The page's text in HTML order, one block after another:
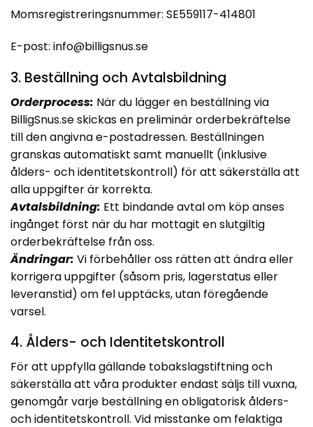
Momsregistreringsnummer: SE559117-414801
E-post: info@billigsnus.se
3. Beställning och Avtalsbildning
Orderprocess: När du lägger en beställning via
BilligSnus.se skickas en preliminär orderbekräftelse
till den angivna e-postadressen. Beställningen
granskas automatiskt samt manuellt (inklusive
ålders- och identitetskontroll) för att säkerställa att
alla uppgifter är korrekta.
Avtalsbildning: Ett bindande avtal om köp anses
ingånget först när du har mottagit en slutgiltig
orderbekräftelse från oss.
Ändringar: Vi förbehåller oss rätten att ändra eller
korrigera uppgifter (såsom pris, lagerstatus eller
leveranstid) om fel upptäcks, utan föregående
varsel.
4. Ålders- och Identitetskontroll
För att uppfylla gällande tobakslagstiftning och
säkerställa att våra produkter endast säljs till vuxna,
genomgår varje beställning en obligatorisk ålders-
och identitetskontroll. Vid misstanke om felaktiga